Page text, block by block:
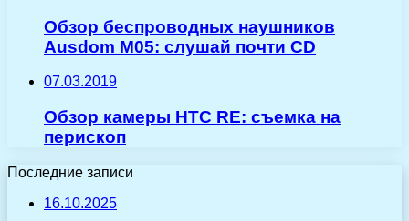
Обзор беспроводных наушников
Ausdom M05: слушай почти CD
07.03.2019
Обзор камеры HTC RE: съемка на
перископ
Последние записи
16.10.2025